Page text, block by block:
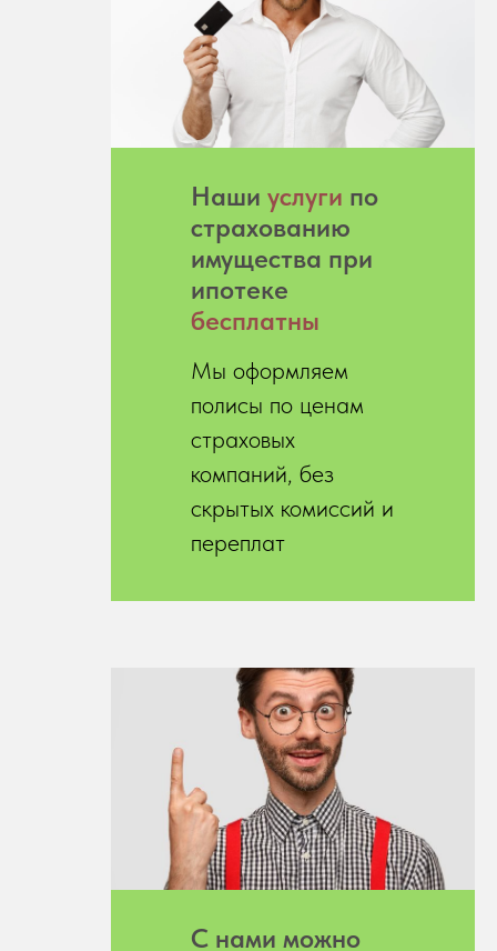
Hаши услуги по
страхованию
имущества при
ипотеке
бесплатны
Мы оформляем
полисы по ценам
страховых
компаний, без
скрытых комиссий и
переплат
С нами можно